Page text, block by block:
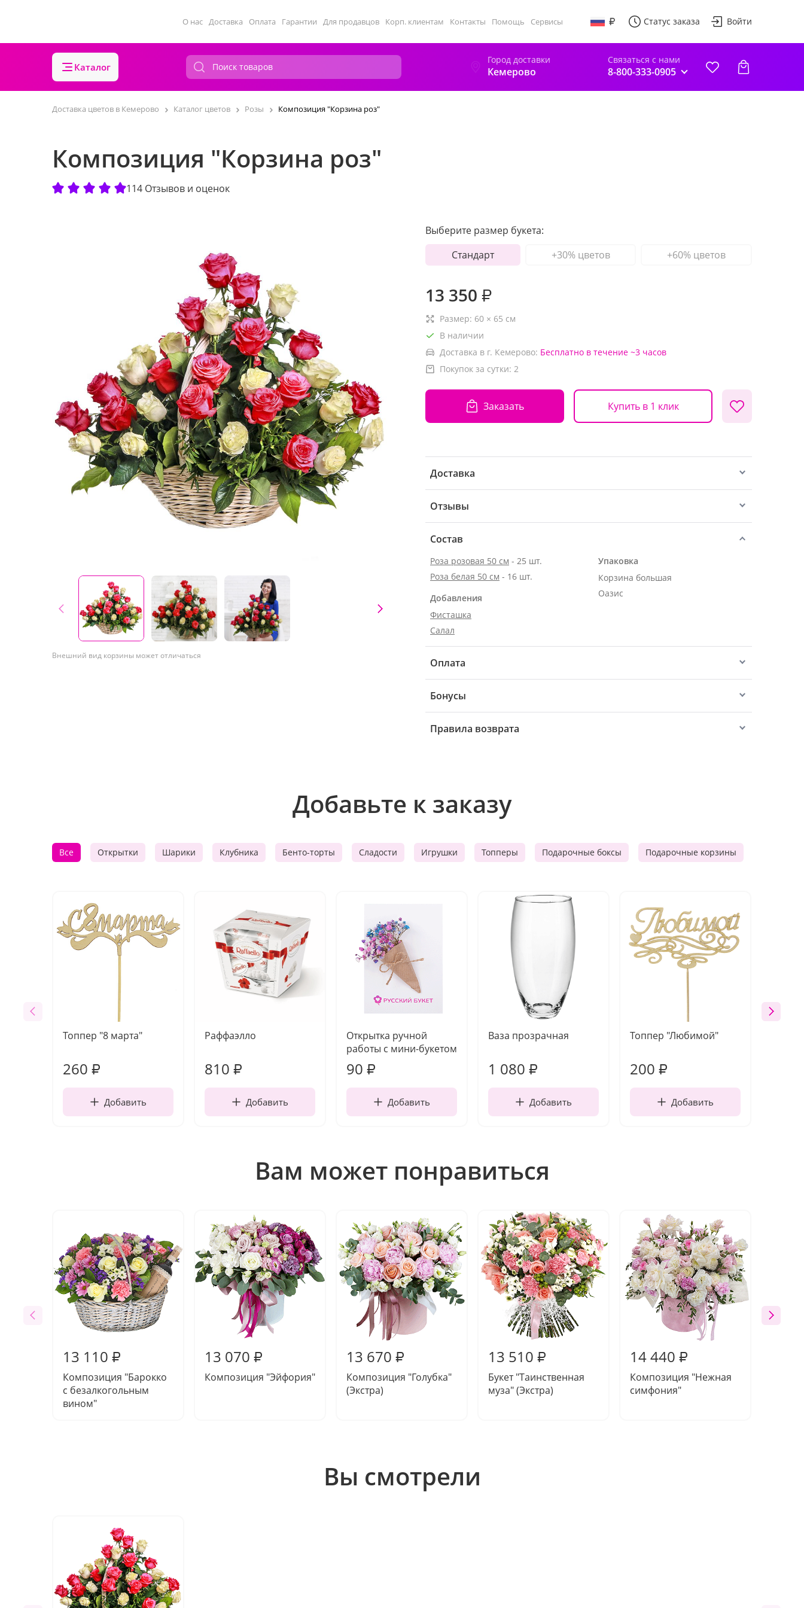
О нас Доставка Оплата Гарантии Для продавцов Корп. клиентам Контакты Помощь Сервисы Статус заказа Войти
Каталог
Город доставки
Кемерово
Связаться с нами
8-800-333-0905
Доставка цветов в Кемерово Каталог цветов Розы Композиция "Корзина роз"
Композиция "Корзина роз"
114 Отзывов и оценок
Внешний вид корзины может отличаться
Выберите размер букета:
Стандарт
+30% цветов +60% цветов
13 350 ₽
Размер: 60 × 65 см
В наличии
Доставка в г. Кемерово: Бесплатно в течение ~3 часов
Покупок за сутки: 2
Заказать Купить в 1 клик
Доставка
Отзывы
Состав
Роза розовая 50 см - 25 шт.
Роза белая 50 см - 16 шт.
Добавления
Фисташка
Салал
Упаковка
Корзина большая
Оазис
Оплата
Бонусы
Правила возврата
Добавьте к заказу
Все Открытки Шарики Клубника Бенто-торты Сладости Игрушки Топперы Подарочные боксы Подарочные корзины
Топпер "8 марта"
260 ₽
Добавить
Раффаэлло
810 ₽
Добавить
Открытка ручной
работы с мини-букетом
90 ₽
Добавить
Ваза прозрачная
1 080 ₽
Добавить
Топпер "Любимой"
200 ₽
Добавить
Вам может понравиться
13 110 ₽
Композиция "Барокко
с безалкогольным
вином"
13 070 ₽
Композиция "Эйфория"
13 670 ₽
Композиция "Голубка"
(Экстра)
13 510 ₽
Букет "Таинственная
муза" (Экстра)
14 440 ₽
Композиция "Нежная
симфония"
Вы смотрели